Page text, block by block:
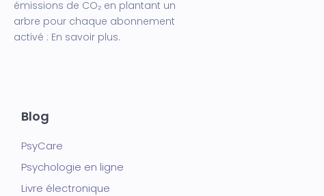
émissions de CO₂ en plantant un
arbre pour chaque abonnement
activé : En savoir plus.
Blog
PsyCare
Psychologie en ligne
Livre électronique